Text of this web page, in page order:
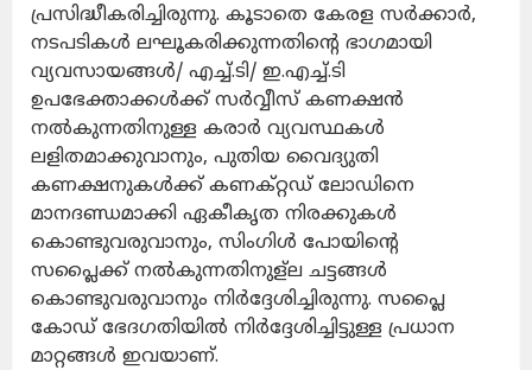
പ്രസിദ്ധീകരിച്ചിരുന്നു. കൂടാതെ കേരള സർക്കാർ,
നടപടികൾ ലഘൂകരിക്കുന്നതിന്റെ ഭാഗമായി
വ്യവസായങ്ങൾ/ എച്ച്.ടി/ ഇ.എച്ച്.ടി
ഉപഭേക്താക്കൾക്ക് സർവ്വീസ് കണക്ഷൻ
നൽകുന്നതിനുള്ള കരാർ വ്യവസ്ഥകൾ
ലളിതമാക്കുവാനും, പുതിയ വൈദ്യുതി
കണക്ഷനുകൾക്ക് കണക്റ്റഡ് ലോഡിനെ
മാനദണ്ഡമാക്കി ഏകീകൃത നിരക്കുകൾ
കൊണ്ടുവരുവാനും, സിംഗിൾ പോയിന്റെ
സപ്ലൈക്ക് നൽകുന്നതിനുള്ല ചട്ടങ്ങൾ
കൊണ്ടുവരുവാനും നിർദ്ദേശിച്ചിരുന്നു. സപ്ലൈ
കോഡ് ഭേദഗതിയിൽ നിർദ്ദേശിച്ചിട്ടുള്ള പ്രധാന
മാറ്റങ്ങൾ ഇവയാണ്.